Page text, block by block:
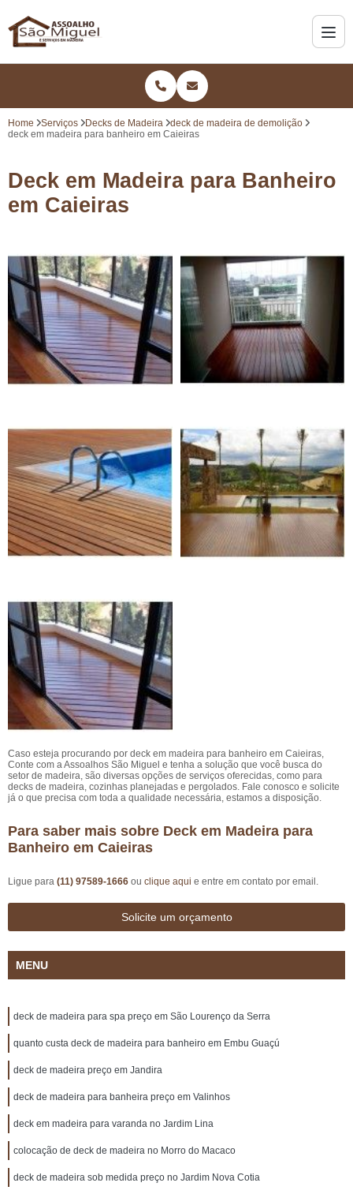
Home Serviços Decks de Madeira
deck de madeira de demolição
deck em madeira para banheiro em Caieiras
Deck em Madeira para Banheiro
em Caieiras
Caso esteja procurando por deck em madeira para banheiro em Caieiras,
Conte com a Assoalhos São Miguel e tenha a solução que você busca do
setor de madeira, são diversas opções de serviços oferecidas, como para
decks de madeira, cozinhas planejadas e pergolados. Fale conosco e solicite
já o que precisa com toda a qualidade necessária, estamos a disposição.
Para saber mais sobre Deck em Madeira para
Banheiro em Caieiras
Ligue para (11) 97589-1666 ou clique aqui e entre em contato por email.
Solicite um orçamento
MENU
deck de madeira para spa preço em São Lourenço da Serra
quanto custa deck de madeira para banheiro em Embu Guaçú
deck de madeira preço em Jandira
deck de madeira para banheira preço em Valinhos
deck em madeira para varanda no Jardim Lina
colocação de deck de madeira no Morro do Macaco
deck de madeira sob medida preço no Jardim Nova Cotia